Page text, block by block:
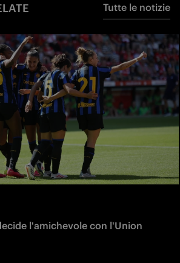
Tutte le notizie
l'amichevole con l'Union